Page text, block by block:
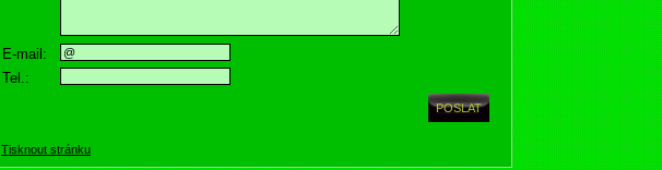
E-mail:
Tel.:
Tisknout stránku